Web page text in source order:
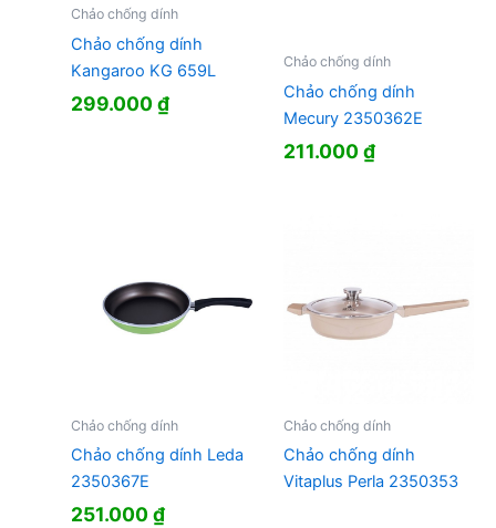
Chảo chống dính
Chảo chống dính
Kangaroo KG 659L
299.000₫
Chảo chống dính
Chảo chống dính
Mecury 2350362E
211.000₫
Chảo chống dính
Chảo chống dính Leda
2350367E
251.000₫
Chảo chống dính
Chảo chống dính
Vitaplus Perla 2350353